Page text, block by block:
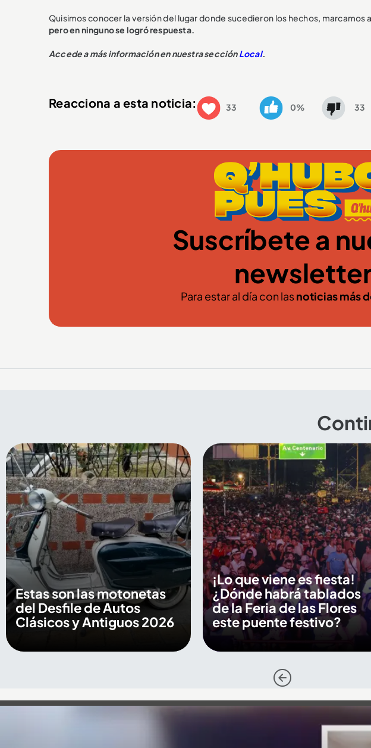
Quisimos conocer la versión del lugar donde sucedieron los hechos, marcamos a
pero en ninguno se logró respuesta.
Accede a más información en nuestra secciónLocal.
Reacciona a esta noticia: 33 0% 33
Suscríbete a
Para estar al día con lasnoticias más
Estas son las motonetas
del Desfile de Autos
Clásicos y Antiguos 2026
¡Lo que viene es fiesta!
¿Dónde habrá tablados
de la Feria de las Flores
este puente festivo?